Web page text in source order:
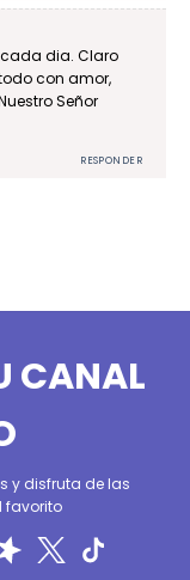
dia. Claro
con amor,
Señor
RESPONDER
CANAL
y disfruta de las
favorito